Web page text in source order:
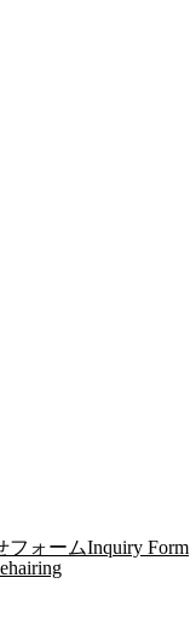
フォームInquiry Form